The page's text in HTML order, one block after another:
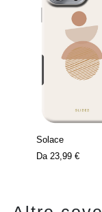
Solace
Da 23,99 €